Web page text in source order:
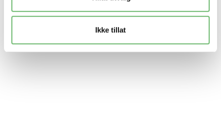
Ikke tillat